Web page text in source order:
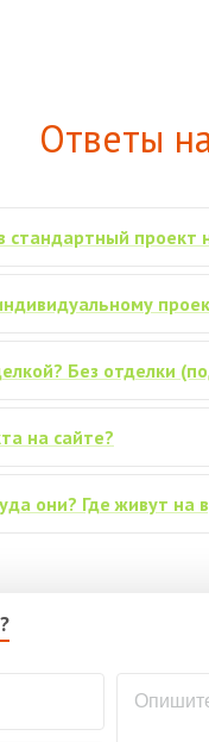
Ответы
проект
Без отделки
на сайте?
они? Где живут на